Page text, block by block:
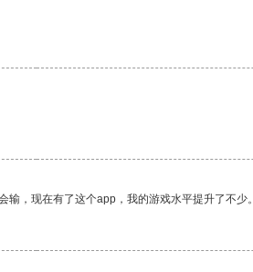
，现在有了这个app，我的游戏水平提升了不少。